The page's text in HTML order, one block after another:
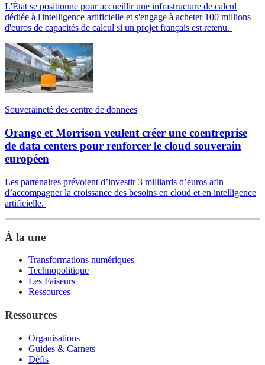
L'État se positionne pour accueillir une infrastructure de calcul
dédiée à l'intelligence artificielle et s'engage à acheter 100 millions
d'euros de capacités de calcul si un projet français est retenu.
Souveraineté des centre de données
Orange et Morrison veulent créer une coentreprise
de data centers pour renforcer le cloud souverain
européen
Les partenaires prévoient d’investir 3 milliards d’euros afin
d’accompagner la croissance des besoins en cloud et en intelligence
artificielle.
À la une
Transformations numériques
Technopolitique
Les Faiseurs
Ressources
Ressources
Organisations
Guides & Carnets
Défis